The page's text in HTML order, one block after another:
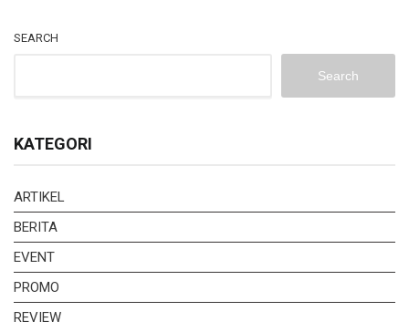
SEARCH
Search
KATEGORI
ARTIKEL
BERITA
EVENT
PROMO
REVIEW